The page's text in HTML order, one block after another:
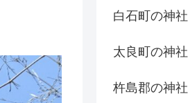
白石町の神社
太良町の神社
杵島郡の神社